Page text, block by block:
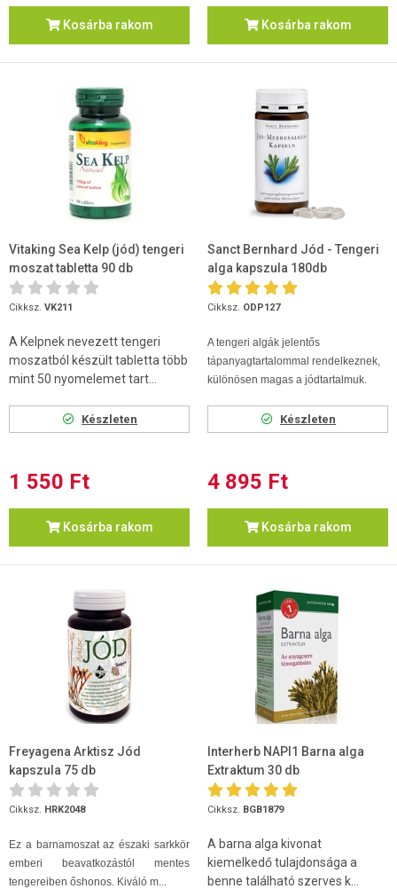
Kosárba rakom Kosárba rakom
Vitaking Sea Kelp (jód) tengeri
moszat tabletta 90 db
Cikksz. VK211
A Kelpnek nevezett tengeri
moszatból készült tabletta több
mint 50 nyomelemet tart...
Készleten
1 550 Ft
Kosárba rakom
Sanct Bernhard Jód - Tengeri
alga kapszula 180db
Cikksz. ODP127
A tengeri algák jelentős
tápanyagtartalommal rendelkeznek,
különösen magas a jódtartalmuk.
Készleten
4 895 Ft
Kosárba rakom
Freyagena Arktisz Jód
kapszula 75 db
Cikksz. HRK2048
Ez a barnamoszat az északi sarkkör
emberi beavatkozástól mentes
tengereiben őshonos. Kiváló m...
Interherb NAPI1 Barna alga
Extraktum 30 db
Cikksz. BGB1879
A barna alga kivonat
kiemelkedő tulajdonsága a
benne található szerves k...